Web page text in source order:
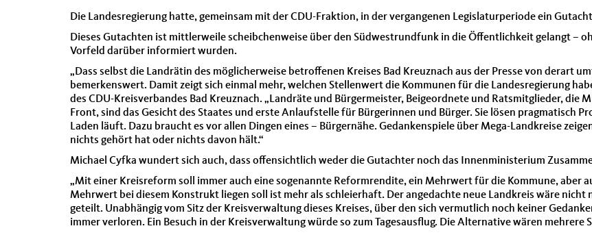
Die Landesregierung hatte, gemeinsam mit der CDU-Fraktion, in der vergangenen Legislaturperiode ein
Dieses Gutachten ist mittlerweile scheibchenweise über den Südwestrundfunk in die Öffentlichkeit gelangt –
Vorfeld darüber informiert wurden.
„Dass selbst die Landrätin des möglicherweise betroffenen Kreises Bad Kreuznach aus der Presse von derart
bemerkenswert. Damit zeigt sich einmal mehr, welchen Stellenwert die Kommunen für die Landesregierung
des CDU-Kreisverbandes Bad Kreuznach. „Landräte und Bürgermeister, Beigeordnete und Ratsmitglieder, die
Front, sind das Gesicht des Staates und erste Anlaufstelle für Bürgerinnen und Bürger. Sie lösen pragmatisch
Laden läuft. Dazu braucht es vor allen Dingen eines – Bürgernähe. Gedankenspiele über Mega-Landkreise
nichts gehört hat oder nichts davon hält.“
Michael Cyfka wundert sich auch, dass offensichtlich weder die Gutachter noch das Innenministerium
„Mit einer Kreisreform soll immer auch eine sogenannte Reformrendite, ein Mehrwert für die Kommune, aber
Mehrwert bei diesem Konstrukt liegen soll ist mehr als schleierhaft. Der angedachte neue Landkreis wäre
geteilt. Unabhängig vom Sitz der Kreisverwaltung dieses Kreises, über den sich vermutlich noch keiner
immer verloren. Ein Besuch in der Kreisverwaltung würde so zum Tagesausflug. Die Alternative wären mehrere